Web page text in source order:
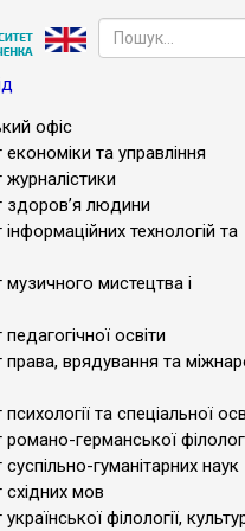
офіс
та управління
здоров’я людини
технологій та
мистецтва і
освіти
права, врядування та
та спеціальної
германської
гуманітарних наук
східних мов
філології,